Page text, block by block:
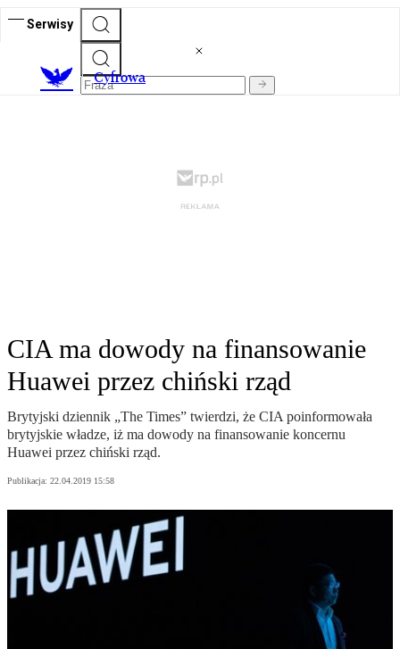
Serwisy
Cyfrowa
CIA ma dowody na finansowanie
Huawei przez chiński rząd
Brytyjski dziennik „The Times” twierdzi, że CIA poinformowała
brytyjskie władze, iż ma dowody na finansowanie koncernu
Huawei przez chiński rząd.
Publikacja: 22.04.2019 15:58